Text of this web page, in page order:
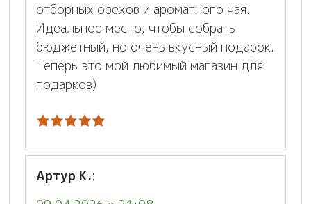
отборных орехов и ароматного чая.
Идеальное место, чтобы собрать
бюджетный, но очень вкусный подарок.
Теперь это мой любимый магазин для
подарков)
Артур К.: